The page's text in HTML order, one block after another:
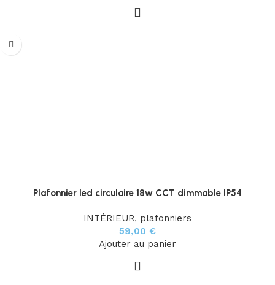
Plafonnier led circulaire 18w CCT dimmable IP54
INTÉRIEUR, plafonniers
59,00 €
Ajouter au panier